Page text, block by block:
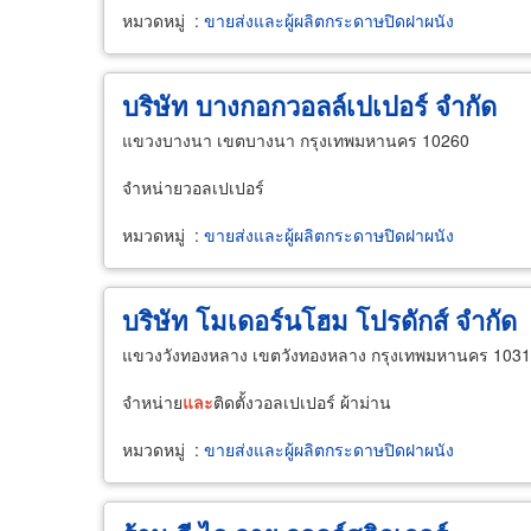
หมวดหมู่ : ขายส่งและผู้ผลิตกระดาษปิดฝาผนัง
บริษัท บางกอกวอลล์เปเปอร์ จำกัด
แขวงบางนา เขตบางนา กรุงเทพมหานคร 10260
จำหน่ายวอลเปเปอร์
หมวดหมู่ : ขายส่งและผู้ผลิตกระดาษปิดฝาผนัง
บริษัท โมเดอร์นโฮม โปรดักส์ จำกัด
แขวงวังทองหลาง เขตวังทองหลาง กรุงเทพมหานคร
จำหน่ายและติดตั้งวอลเปเปอร์ ผ้าม่าน
หมวดหมู่ : ขายส่งและผู้ผลิตกระดาษปิดฝาผนัง